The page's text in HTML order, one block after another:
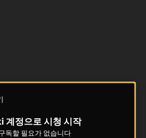
계정으로 시청 시작
독할 필요가 없습니다